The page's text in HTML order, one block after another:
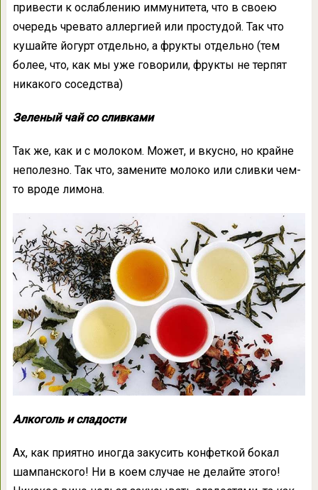
привести к ослаблению иммунитета, что в своею
очередь чревато аллергией или простудой. Так что
кушайте йогурт отдельно, а фрукты отдельно (тем
более, что, как мы уже говорили, фрукты не терпят
никакого соседства)
Зеленый чай со сливками
Так же, как и с молоком. Может, и вкусно, но крайне
неполезно. Так что, замените молоко или сливки чем-
то вроде лимона.
Алкоголь и сладости
Ах, как приятно иногда закусить конфеткой бокал
шампанского! Ни в коем случае не делайте этого!